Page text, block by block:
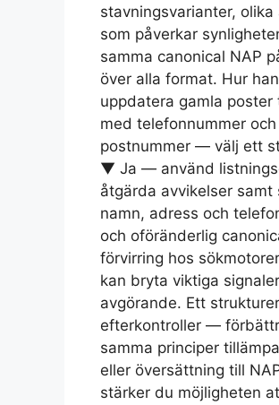
stavningsvarianter,
som påverkar
samma canonical NAP
över alla format. Hur
uppdatera gamla
med telefonnummer
postnummer — välj ett
▼ Ja — använd
åtgärda avvikelser
namn, adress och
och oföränderlig
förvirring hos
kan bryta viktiga
avgörande. Ett
efterkontroller —
samma principer
eller översättning till
stärker du möjligheten